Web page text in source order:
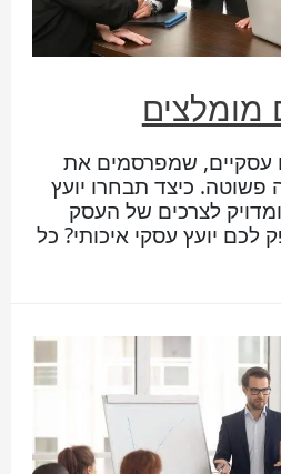
מומלצים
עסקיים, שמפרסמים את
פשוטה. כיצד תבחרו יועץ
לצרכים של העסק
יועץ עסקי איכותי? כל